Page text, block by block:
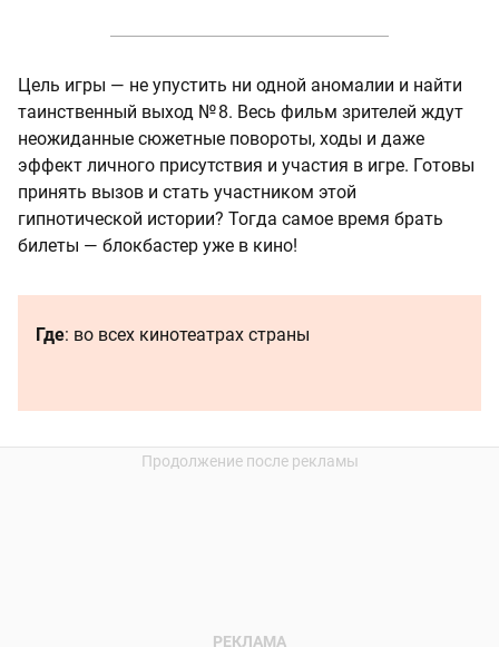
Цель игры — не упустить ни одной аномалии и найти
таинственный выход № 8. Весь фильм зрителей ждут
неожиданные сюжетные повороты, ходы и даже
эффект личного присутствия и участия в игре. Готовы
принять вызов и стать участником этой
гипнотической истории? Тогда самое время брать
билеты — блокбастер уже в кино!
Где: во всех кинотеатрах страны